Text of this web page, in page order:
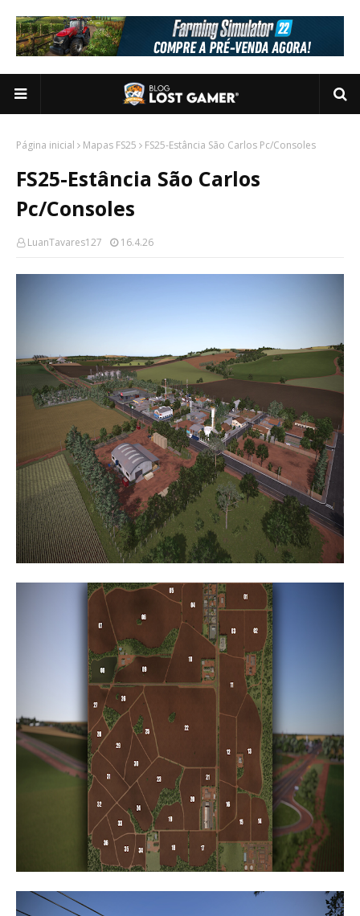
Página inicial Mapas FS25 FS25-Estância São Carlos Pc/Consoles
FS25-Estância São Carlos
Pc/Consoles
LuanTavares127 16.4.26